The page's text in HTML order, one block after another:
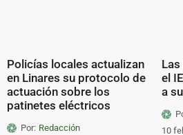
Policías locales actualizan
en Linares su protocolo de
actuación sobre los
patinetes eléctricos
Por: Redacción
el
a
10